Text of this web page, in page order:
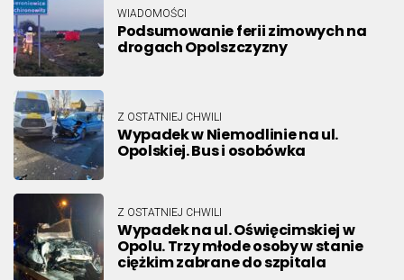
WIADOMOŚCI
Podsumowanie ferii zimowych na
drogach Opolszczyzny
Z OSTATNIEJ CHWILI
Wypadek w Niemodlinie na ul.
Opolskiej. Bus i osobówka
Z OSTATNIEJ CHWILI
Wypadek na ul. Oświęcimskiej w
Opolu. Trzy młode osoby w stanie
ciężkim zabrane do szpitala